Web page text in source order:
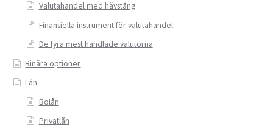
Valutahandel med hävstång
Finansiella instrument för valutahandel
De fyra mest handlade valutorna
Binära optioner
Lån
Bolån
Privatlån